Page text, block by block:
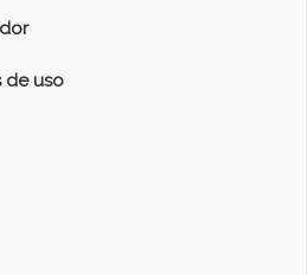
de uso